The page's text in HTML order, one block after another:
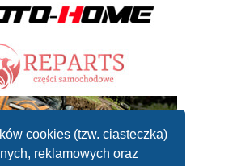
cookies (tzw. ciasteczka)
reklamowych oraz